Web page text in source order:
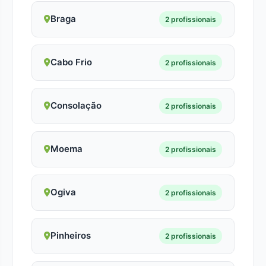
Braga 2 profissionais
Cabo Frio 2 profissionais
Consolação 2 profissionais
Moema 2 profissionais
Ogiva 2 profissionais
Pinheiros 2 profissionais